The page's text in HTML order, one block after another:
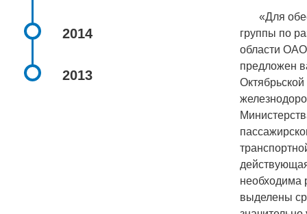
2014
2013
«Для
группы по
области
предложен
необходима
выделены